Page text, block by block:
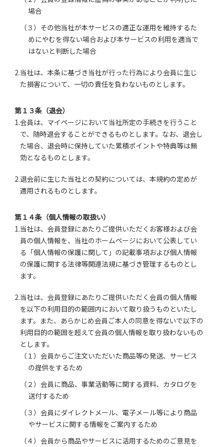
場合
（３）その他当社が本サービスの適正な運用を維持するた
めにやむを得ない場合および本サービスの利用を適当で
はないと判断した場合
2.当社は、本条に基づき当社が行った行為により会員に生じ
た損害について、一切の責任を負わないものとします。
第１３条（退会）
1.会員は、マイページにおいて当社所定の手続きを行うこと
で、随時退会することができるものとします。なお、退会し
た場合、退会時に保持していた累積ポイントや特典等は無
効となるものとします。
2.退会前に生じた当社との契約については、本規約の定めが
適用されるものとします。
第１４条（個人情報の取扱い）
1.当社は、会員登録にあたりご提供いただくお客様および会
員の個人情報を、当社のホームページにおいて公表してい
る「個人情報の保護に関して」の記載事項および個人情報
の保護に関する法律等関連法規に基づき管理するものとし
ます。
2.当社は、会員登録にあたりご提供いただく会員の個人情報
を以下の利用目的の範囲内において取り扱うものといたし
ます。また、あらかじめ会員ご本人の同意を得ないで以下の
利用目的の範囲を超えて会員の個人情報を取り扱わないもの
とします。
（１）会員からご注文いただいた商品等の発送、サービス
の提供をするため
（２）会員に商品、事業活動等に関する資料、カタログを
送付するため
（３）会員にダイレクトメール、電子メール等により商品
やサービスに関する情報をご案内するため
（４）会員から商品やサービスに活用するためのご意見を